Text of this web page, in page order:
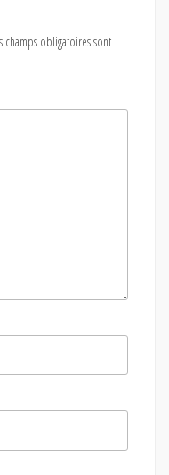
champs obligatoires sont